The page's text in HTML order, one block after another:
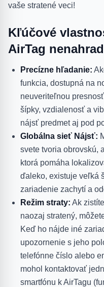
vaše stratené veci!
Kľúčové
AirTag
Precízne hľadanie:
funkcia, dostupná na
neuveriteľnou
šípky, vzdialenosť a
nájsť predmet aj pod
Globálna sieť Nájsť:
svete tvoria obrovskú,
ktorá pomáha
ďaleko, existuje veľká
zariadenie zachytí a
Režim straty: Ak
naozaj stratený,
Keď ho nájde iné
upozornenie s jeho
telefónne číslo alebo
mohol kontaktovať
smartfónu k AirTagu